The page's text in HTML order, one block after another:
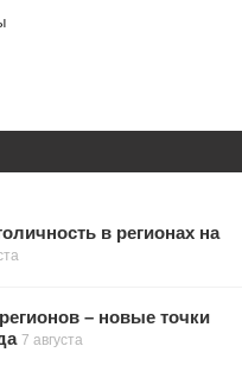
в регионах на
– новые точки
7 августа